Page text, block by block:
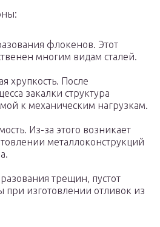
флокенов. Этот
многим видам сталей.
хрупкость. После
закалки структура
к механическим нагрузкам.
Из-за этого возникает
металлоконструкций
трещин, пустот
при изготовлении отливок из